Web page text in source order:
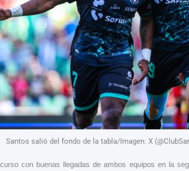
Santos salió del fondo de la tabla/Imagen: X
con buenas llegadas de ambos equipos en la